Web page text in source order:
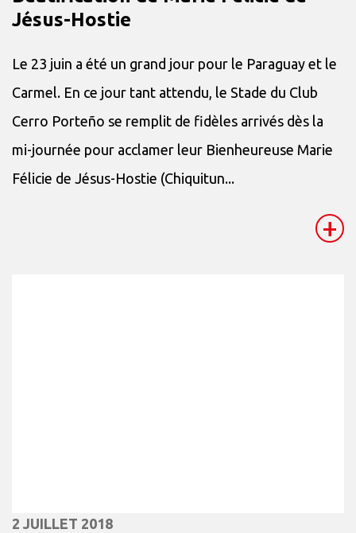
Jésus-Hostie
Le 23 juin a été un grand jour pour le Paraguay et le
Carmel. En ce jour tant attendu, le Stade du Club
Cerro Porteño se remplit de fidèles arrivés dès la
mi-journée pour acclamer leur Bienheureuse Marie
Félicie de Jésus-Hostie (Chiquitun...
+
2 JUILLET 2018